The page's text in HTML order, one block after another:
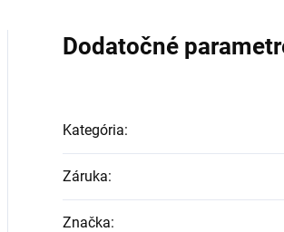
Dodatočné
Kategória:
Záruka:
Značka: